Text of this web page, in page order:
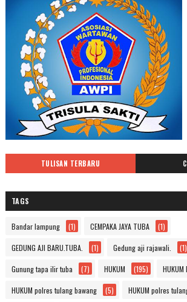
TULISAN TERBARU
TAGS
Bandar lampung (1) CEMPAKA JAYA TUBA (1)
GEDUNG AJI BARU.TUBA. (1) Gedung aji rajawali. (1)
Gunung tapa ilir tuba (7) HUKUM (195) HUKUM
HUKUM polres tulang bawang (5) HUKUM polres